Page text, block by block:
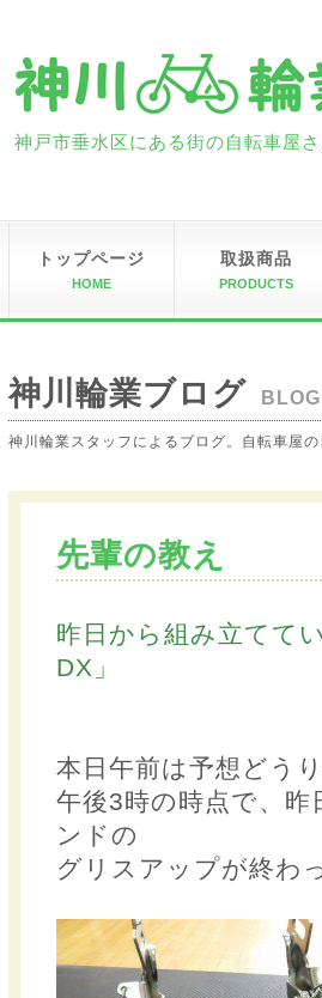
神戸市垂水区にある街の自転車屋
トップページ
HOME
取扱商品
PRODUCTS
神川輪業ブログ BLOG
神川輪業スタッフによるブログ。自転車屋の
先輩の教え
昨日から組み立てて
DX」
本日午前は予想どう
午後3時の時点で、
ンドの
グリスアップが終わ